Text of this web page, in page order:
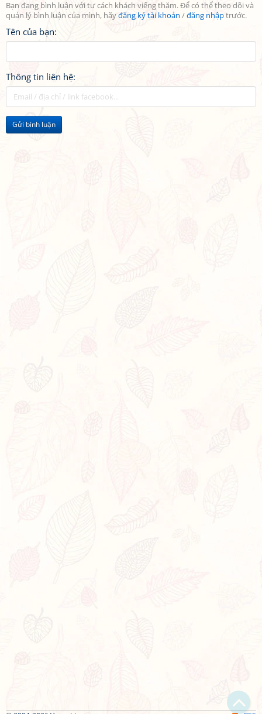
Bạn đang bình luận với tư cách khách viếng thăm. Để có thể theo dõi và
quản lý bình luận của mình, hãyđăng ký tài khoản /đăng nhậptrước.
Tên của bạn:
Thông tin liên hệ:
Gửi bình luận